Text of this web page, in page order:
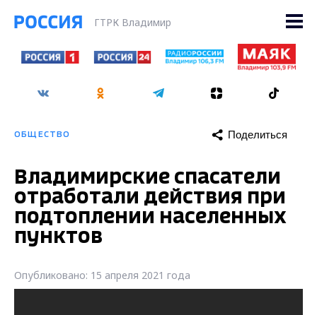
ГТРК Владимир
ОБЩЕСТВО Поделиться
Владимирские спасатели
отработали действия при
подтоплении населенных
пунктов
Опубликовано: 15 апреля 2021 года